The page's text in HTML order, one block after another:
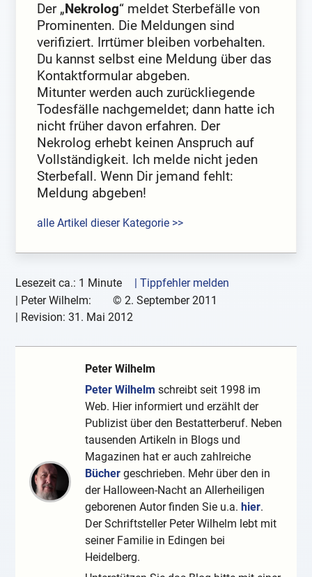
Der „Nekrolog“ meldet Sterbefälle von
Prominenten. Die Meldungen sind
verifiziert. Irrtümer bleiben vorbehalten.
Du kannst selbst eine Meldung über das
Kontaktformular abgeben.
Mitunter werden auch zurückliegende
Todesfälle nachgemeldet; dann hatte ich
nicht früher davon erfahren. Der
Nekrolog erhebt keinen Anspruch auf
Vollständigkeit. Ich melde nicht jeden
Sterbefall. Wenn Dir jemand fehlt:
Meldung abgeben!
alle Artikel dieser Kategorie >>
Lesezeit ca.: 1 Minute
| Tippfehler melden
| Peter Wilhelm: © 2. September 2011
| Revision:31. Mai 2012
Peter Wilhelm
Peter Wilhelm schreibt seit 1998 im
Web. Hier informiert und erzählt der
Publizist über den Bestatterberuf. Neben
tausenden Artikeln in Blogs und
Magazinen hat er auch zahlreiche
Bücher geschrieben. Mehr über den in
der Halloween-Nacht an Allerheiligen
geborenen Autor finden Sie u.a.hier.
Der Schriftsteller Peter Wilhelm lebt mit
seiner Familie in Edingen bei
Heidelberg.